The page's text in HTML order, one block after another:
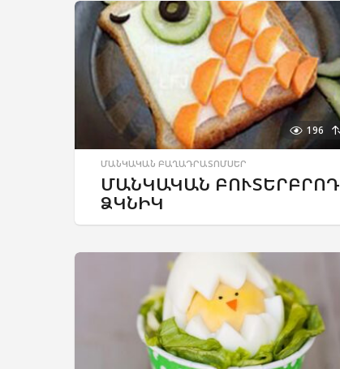
196
ՄԱՆԿԱԿԱՆ ԲԱՂԱԴՐԱՏՈՄՍԵՐ
ՄԱՆԿԱԿԱՆ ԲՈՒՏԵՐԲՐՈԴ
ՁԿՆԻԿ